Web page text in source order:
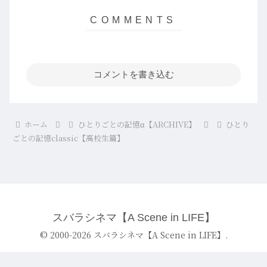
コメントを書き込む
ホーム ひとりごとの記憶α【ARCHIVE】
ひとり
ごとの記憶classic【高校生篇】
スバラシネマ【A Scene in LIFE】
© 2000-2026 スバラシネマ【A Scene in LIFE】.